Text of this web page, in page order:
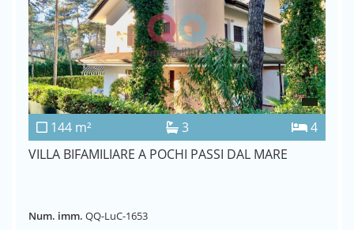
144 m² 3
4
VILLA BIFAMILIARE A POCHI PASSI DAL MARE
Num. imm. QQ-LuC-1653